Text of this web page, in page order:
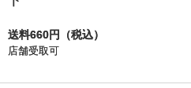
送料660円（税込）
店舗受取可